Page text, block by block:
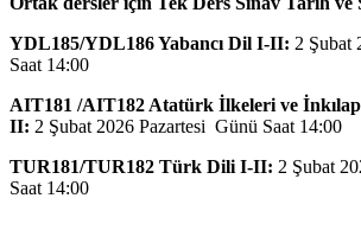
YDL185/YDL186 Yabancı Dil I-II: 2 Şubat
Saat 14:00
AIT181 /AIT182 Atatürk İlkeleri ve
II: 2 Şubat 2026 Pazartesi Günü Saat 14:00
TUR181/TUR182 Türk Dili I-II: 2 Şubat
Saat 14:00